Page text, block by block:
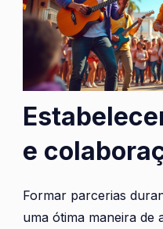
e
Formar parcerias
uma ótima maneira de